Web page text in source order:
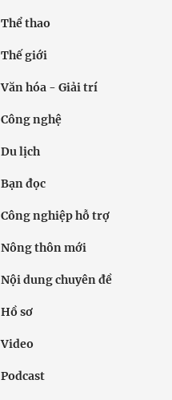
Thể thao
Thế giới
Văn hóa - Giải trí
Công nghệ
Du lịch
Bạn đọc
Công nghiệp hỗ trợ
Nông thôn mới
Nội dung chuyên đề
Hồ sơ
Video
Podcast